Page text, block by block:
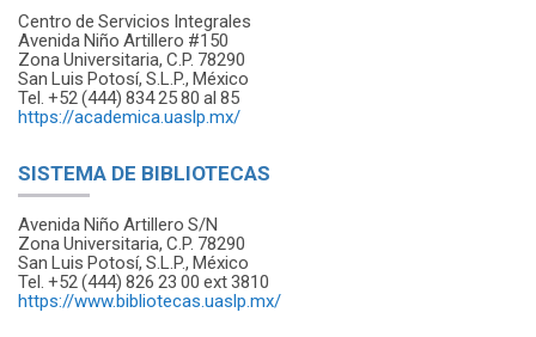
Centro de Servicios Integrales
Avenida Niño Artillero #150
Zona Universitaria, C.P. 78290
San Luis Potosí, S.L.P., México
Tel. +52 (444) 834 25 80 al 85
https://academica.uaslp.mx/
SISTEMA DE BIBLIOTECAS
Avenida Niño Artillero S/N
Zona Universitaria, C.P. 78290
San Luis Potosí, S.L.P., México
Tel. +52 (444) 826 23 00 ext 3810
https://www.bibliotecas.uaslp.mx/